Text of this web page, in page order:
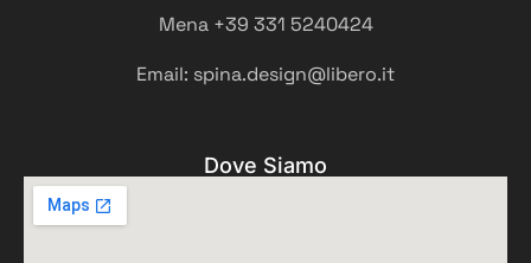
Dove Siamo
Mena +39 331 5240424
Email: spina.design@libero.it